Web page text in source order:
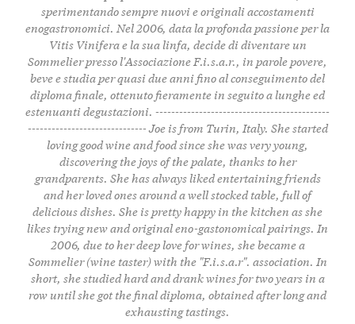
sperimentando sempre nuovi e originali accostamenti
enogastronomici. Nel 2006, data la profonda passione per la
Vitis Vinifera e la sua linfa, decide di diventare un
Sommelier presso l'Associazione F.i.s.a.r., in parole povere,
beve e studia per quasi due anni fino al conseguimento del
diploma finale, ottenuto fieramente in seguito a lunghe ed
estenuanti degustazioni. --------------------------------------------
------------------------------ Joe is from Turin, Italy. She started
loving good wine and food since she was very young,
discovering the joys of the palate, thanks to her
grandparents. She has always liked entertaining friends
and her loved ones around a well stocked table, full of
delicious dishes. She is pretty happy in the kitchen as she
likes trying new and original eno-gastonomical pairings. In
2006, due to her deep love for wines, she became a
Sommelier (wine taster) with the "F.i.s.a.r". association. In
short, she studied hard and drank wines for two years in a
row until she got the final diploma, obtained after long and
exhausting tastings.